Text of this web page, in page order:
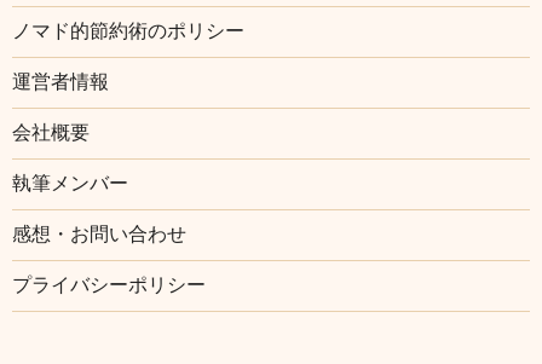
ノマド的節約術のポリシー
運営者情報
会社概要
執筆メンバー
感想・お問い合わせ
プライバシーポリシー